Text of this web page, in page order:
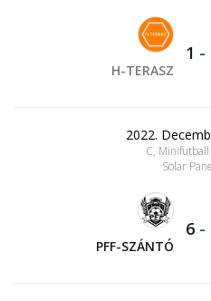
H-TERASZ
1 -
2022.
C,
Solar
PFF-SZÁNTÓ
6 -